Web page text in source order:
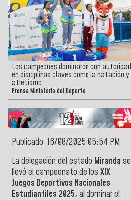
Los campeones dominaron con autoridad
en disciplinas claves como la natación y
atletismo
Prensa Ministerio del Deporte
Publicado: 16/08/2025 05:54 PM
La delegación del estado Miranda se
llevó el campeonato de los XIX
Juegos Deportivos Nacionales
Estudiantiles 2025, al dominar el